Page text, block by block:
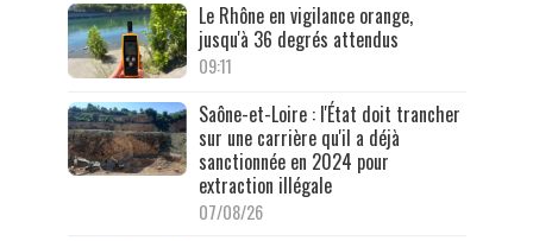
Le Rhône en vigilance orange,
jusqu'à 36 degrés attendus
09:11
Saône-et-Loire : l'État doit trancher
sur une carrière qu'il a déjà
sanctionnée en 2024 pour
extraction illégale
07/08/26